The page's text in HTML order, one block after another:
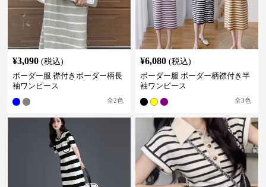
¥3,090 (税込)
ボーダー服 襟付きボーダー柄長
袖ワンピース
全2色
¥6,080 (税込)
ボーダー服 ボーダー柄襟付き半
袖ワンピース
全3色